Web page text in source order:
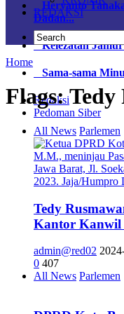
Heryanto
Dadan...
Kelezatan Jamur
Sama-sama
Redaksi
Pedoman Siber
REDAKSI
Home
Flags:Tedy
All News Parlemen
Tedy
Kantor Kanwil
admin@red02
0 407
All News Parlemen